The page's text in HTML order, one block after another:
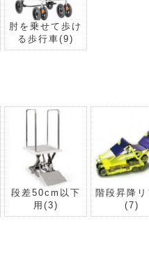
肘を乗せて歩け
る歩行車(9)
段差50cm以下
用 (3)
階段昇降
(7)